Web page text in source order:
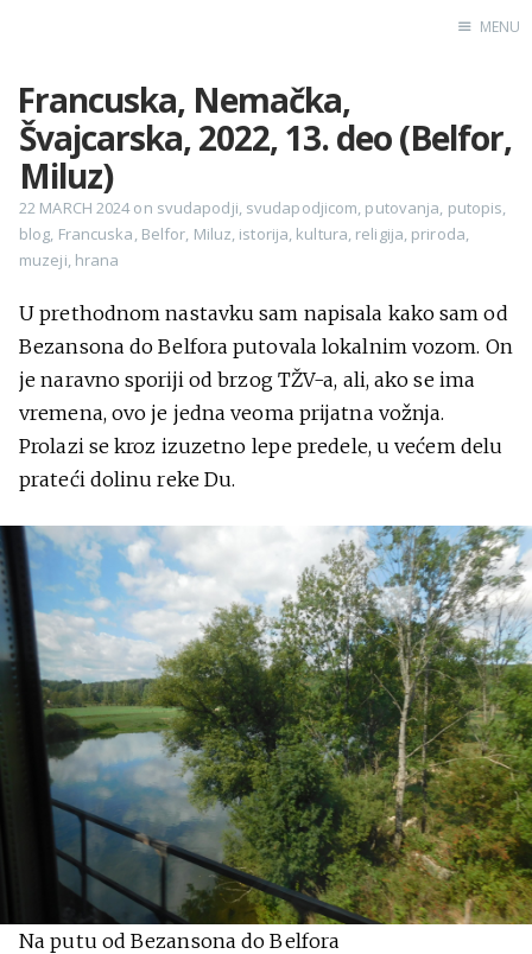
X
Pinterest
YouTube
Sadržaj
MENU
Francuska, Nemačka,
Švajcarska, 2022, 13. deo (Belfor,
Miluz)
22 MARCH 2024on svudapodji, svudapodjicom, putovanja, putopis,
blog, Francuska, Belfor, Miluz, istorija, kultura, religija, priroda,
muzeji, hrana
U prethodnom nastavku sam napisala kako sam od
Bezansona do Belfora putovala lokalnim vozom. On
je naravno sporiji od brzog TŽV-a, ali, ako se ima
vremena, ovo je jedna veoma prijatna vožnja.
Prolazi se kroz izuzetno lepe predele, u većem delu
prateći dolinu reke Du.
Na putu od Bezansona do Belfora